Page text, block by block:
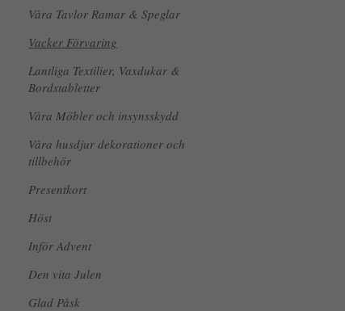
Våra Tavlor Ramar & Speglar
Vacker Förvaring
Lantliga Textilier, Vaxdukar &
Bordstabletter
Våra Möbler och insynsskydd
Våra husdjur dekorationer och
tillbehör
Presentkort
Höst
Inför Advent
Den vita Julen
Glad Påsk